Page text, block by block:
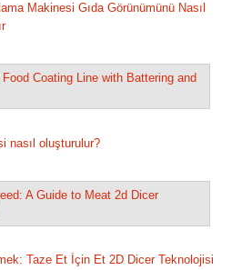
Makinesi Gıda Görünümünü Nasıl
nasıl oluşturulur?
Taze Et İçin Et 2D Dicer Teknolojisi